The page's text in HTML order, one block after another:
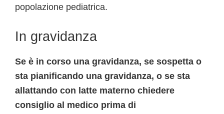
popolazione pediatrica.
In gravidanza
Se è in corso una gravidanza, se sospetta o
sta pianificando una gravidanza, o se sta
allattando con latte materno chiedere
consiglio al medico prima di